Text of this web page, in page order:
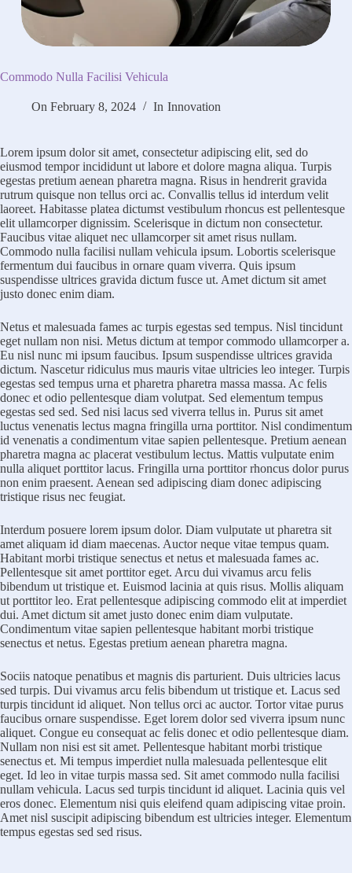
Commodo Nulla Facilisi Vehicula
On February 8, 2024 In Innovation
Lorem ipsum dolor sit amet, consectetur adipiscing elit, sed do
eiusmod tempor incididunt ut labore et dolore magna aliqua. Turpis
egestas pretium aenean pharetra magna. Risus in hendrerit gravida
rutrum quisque non tellus orci ac. Convallis tellus id interdum velit
laoreet. Habitasse platea dictumst vestibulum rhoncus est pellentesque
elit ullamcorper dignissim. Scelerisque in dictum non consectetur.
Faucibus vitae aliquet nec ullamcorper sit amet risus nullam.
Commodo nulla facilisi nullam vehicula ipsum. Lobortis scelerisque
fermentum dui faucibus in ornare quam viverra. Quis ipsum
suspendisse ultrices gravida dictum fusce ut. Amet dictum sit amet
justo donec enim diam.
Netus et malesuada fames ac turpis egestas sed tempus. Nisl tincidunt
eget nullam non nisi. Metus dictum at tempor commodo ullamcorper a.
Eu nisl nunc mi ipsum faucibus. Ipsum suspendisse ultrices gravida
dictum. Nascetur ridiculus mus mauris vitae ultricies leo integer. Turpis
egestas sed tempus urna et pharetra pharetra massa massa. Ac felis
donec et odio pellentesque diam volutpat. Sed elementum tempus
egestas sed sed. Sed nisi lacus sed viverra tellus in. Purus sit amet
luctus venenatis lectus magna fringilla urna porttitor. Nisl condimentum
id venenatis a condimentum vitae sapien pellentesque. Pretium aenean
pharetra magna ac placerat vestibulum lectus. Mattis vulputate enim
nulla aliquet porttitor lacus. Fringilla urna porttitor rhoncus dolor purus
non enim praesent. Aenean sed adipiscing diam donec adipiscing
tristique risus nec feugiat.
Interdum posuere lorem ipsum dolor. Diam vulputate ut pharetra sit
amet aliquam id diam maecenas. Auctor neque vitae tempus quam.
Habitant morbi tristique senectus et netus et malesuada fames ac.
Pellentesque sit amet porttitor eget. Arcu dui vivamus arcu felis
bibendum ut tristique et. Euismod lacinia at quis risus. Mollis aliquam
ut porttitor leo. Erat pellentesque adipiscing commodo elit at imperdiet
dui. Amet dictum sit amet justo donec enim diam vulputate.
Condimentum vitae sapien pellentesque habitant morbi tristique
senectus et netus. Egestas pretium aenean pharetra magna.
Sociis natoque penatibus et magnis dis parturient. Duis ultricies lacus
sed turpis. Dui vivamus arcu felis bibendum ut tristique et. Lacus sed
turpis tincidunt id aliquet. Non tellus orci ac auctor. Tortor vitae purus
faucibus ornare suspendisse. Eget lorem dolor sed viverra ipsum nunc
aliquet. Congue eu consequat ac felis donec et odio pellentesque diam.
Nullam non nisi est sit amet. Pellentesque habitant morbi tristique
senectus et. Mi tempus imperdiet nulla malesuada pellentesque elit
eget. Id leo in vitae turpis massa sed. Sit amet commodo nulla facilisi
nullam vehicula. Lacus sed turpis tincidunt id aliquet. Lacinia quis vel
eros donec. Elementum nisi quis eleifend quam adipiscing vitae proin.
Amet nisl suscipit adipiscing bibendum est ultricies integer. Elementum
tempus egestas sed sed risus.